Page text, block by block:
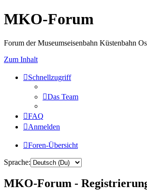
MKO-Forum
Forum der Museumseisenbahn Küstenbahn
Zum Inhalt
Schnellzugriff
Das Team
FAQ
Anmelden
Foren-Übersicht
Sprache:
MKO-Forum -